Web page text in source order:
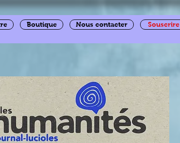
Boutique Nous contacter Souscrire